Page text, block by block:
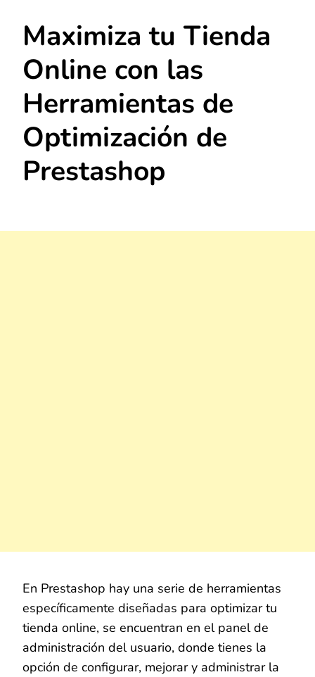
Maximiza tu Tienda
Online con las
Herramientas de
Optimización de
Prestashop
En Prestashop hay una serie de herramientas
específicamente diseñadas para optimizar tu
tienda online, se encuentran en el panel de
administración del usuario, donde tienes la
opción de configurar, mejorar y administrar la